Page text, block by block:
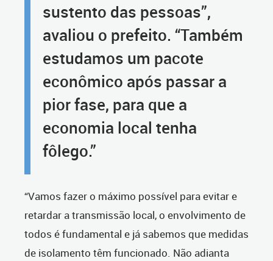
sustento das pessoas”,
avaliou o prefeito. “Também
estudamos um pacote
econômico após passar a
pior fase, para que a
economia local tenha
fôlego.”
“Vamos fazer o máximo possível para evitar e
retardar a transmissão local, o envolvimento de
todos é fundamental e já sabemos que medidas
de isolamento têm funcionado. Não adianta